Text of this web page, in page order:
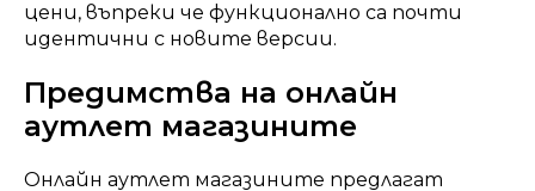
цени, въпреки че функционално са почти
идентични с новите версии.
Предимства на онлайн
аутлет магазините
Онлайн аутлет магазините предлагат